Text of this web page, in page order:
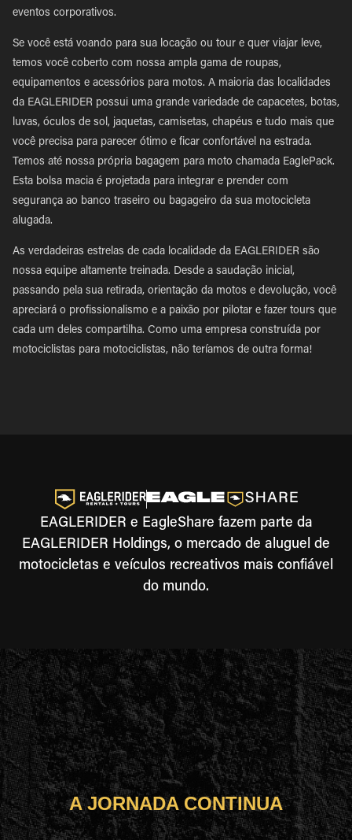
eventos corporativos.
Se você está voando para sua locação ou tour e quer viajar leve,
temos você coberto com nossa ampla gama de roupas,
equipamentos e acessórios para motos. A maioria das localidades
da EAGLERIDER possui uma grande variedade de capacetes, botas,
luvas, óculos de sol, jaquetas, camisetas, chapéus e tudo mais que
você precisa para parecer ótimo e ficar confortável na estrada.
Temos até nossa própria bagagem para moto chamada EaglePack.
Esta bolsa macia é projetada para integrar e prender com
segurança ao banco traseiro ou bagageiro da sua motocicleta
alugada.
As verdadeiras estrelas de cada localidade da EAGLERIDER são
nossa equipe altamente treinada. Desde a saudação inicial,
passando pela sua retirada, orientação da motos e devolução, você
apreciará o profissionalismo e a paixão por pilotar e fazer tours que
cada um deles compartilha. Como uma empresa construída por
motociclistas para motociclistas, não teríamos de outra forma!
EAGLERIDER e EagleShare fazem parte da
EAGLERIDER Holdings, o mercado de aluguel de
motocicletas e veículos recreativos mais confiável
do mundo.
A JORNADA CONTINUA